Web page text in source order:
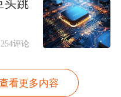
雅居乐集团陈卓
一套可量化企业
头跳
254评论
看更多内容